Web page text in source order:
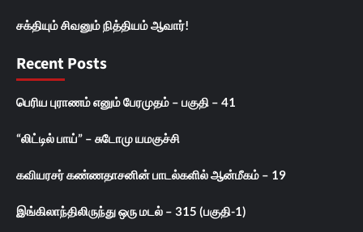
சக்தியும் சிவனும் நித்தியம் ஆவார்!
Recent Posts
பெரிய புராணம் எனும் பேரமுதம் – பகுதி – 41
“லிட்டில் பாய்” – சுடோமு யமகுச்சி
கவியரசர் கண்ணதாசனின் பாடல்களில் ஆன்மீகம் – 19
இங்கிலாந்திலிருந்து ஒரு மடல் – 315 (பகுதி-1)